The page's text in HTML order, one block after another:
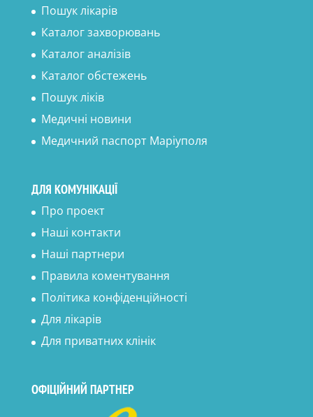
Пошук лікарів
Каталог захворювань
Каталог аналізів
Каталог обстежень
Пошук ліків
Медичні новини
Медичний паспорт Маріуполя
ДЛЯ КОМУНІКАЦІЇ
Про проект
Наші контакти
Наші партнери
Правила коментування
Політика конфіденційності
Для лікарів
Для приватних клінік
ОФІЦІЙНИЙ ПАРТНЕР